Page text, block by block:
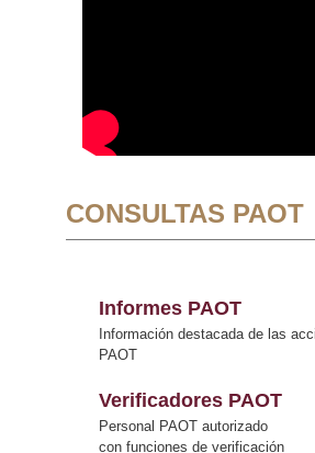
CONSULTAS PAOT
Informes PAOT
Información destacada de las
PAOT
Verificadores PAOT
Personal PAOT autorizado
con funciones de verificación